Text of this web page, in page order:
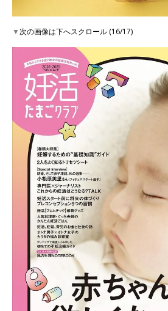
▼次の画像は下へスクロール (16/17)